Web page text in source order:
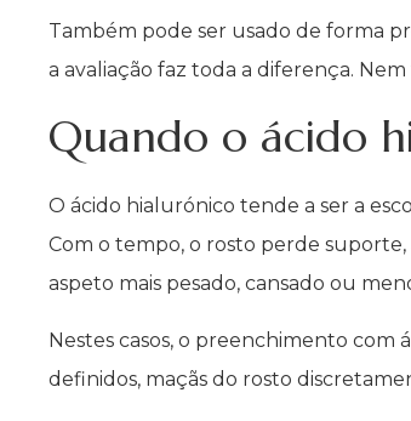
Também pode ser usado de forma
a avaliação faz toda a diferença.
Quando o ácido
O ácido hialurónico tende a ser a
Com o tempo, o rosto perde
aspeto mais pesado, cansado ou
Nestes casos, o preenchimento
definidos, maçãs do rosto